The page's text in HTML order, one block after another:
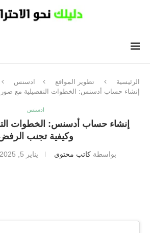
الرئيسية تطوير المواقع
ادسنس
إنشاء حساب أدسنس: الخطوات التفصيلية مع
ادسنس
إنشاء حساب أدسنس: الخطوات
وكيفية تجنب
بواسطة كاتب محتوى يناير 5, 2025